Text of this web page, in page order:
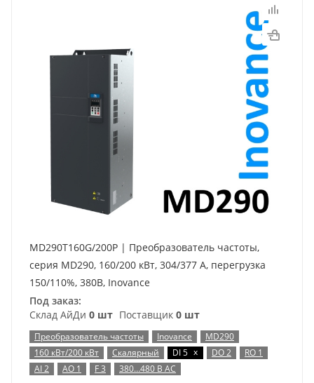
MD290T160G/200P | Преобразователь частоты,
серия MD290, 160/200 кВт, 304/377 А, перегрузка
150/110%, 380B, Inovance
Под заказ:
Склад АйДи 0 шт Поставщик 0 шт
Преобразователь частоты Inovance
MD290
160 кВт/200 кВт
Скалярный DI 5 x DO 2
RO 1
AI 2
AO 1 F 3 380…480 В AC